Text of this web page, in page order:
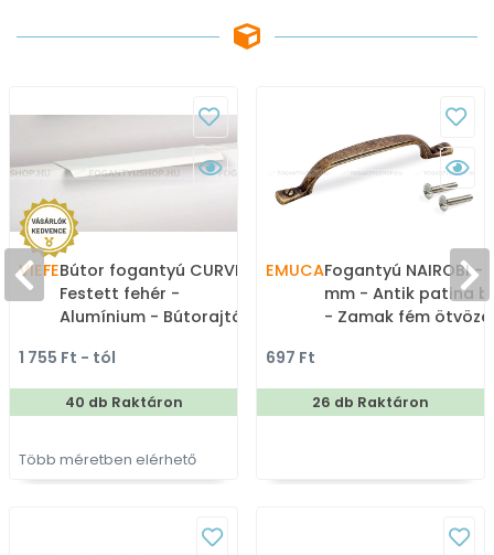
VIEFEBútor fogantyú CURVE -
Festett fehér -
Alumínium - Bútorajtó
fém fogantyú
1 755 Ft - tól
40 db Raktáron
Több méretben elérhető
EMUCAFogantyú NAIROBI -
mm - Antik patina
- Zamak fém
697 Ft
26 db Raktáron